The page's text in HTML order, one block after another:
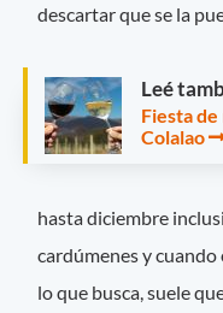
descartar que se la
Leé
Fiesta
Colalao
hasta diciembre
cardúmenes y
lo que busca, suele